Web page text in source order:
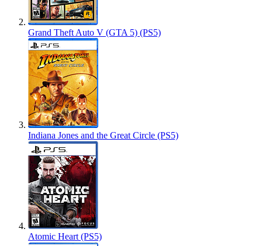
Grand Theft Auto V (GTA 5) (PS5)
Indiana Jones and the Great Circle (PS5)
Atomic Heart (PS5)